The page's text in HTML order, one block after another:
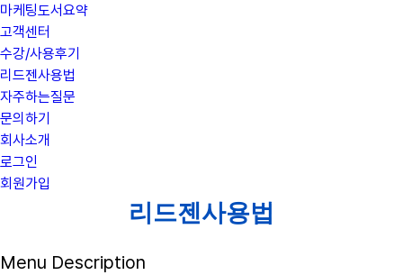
마케팅도서요약
고객센터
수강/사용후기
리드젠사용법
자주하는질문
문의하기
회사소개
로그인
회원가입
리드젠사용법
Menu Description